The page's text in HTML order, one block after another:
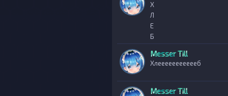
Х
Л
Е
Б
Messer Till
Хлеееееееееееб
Messer Till